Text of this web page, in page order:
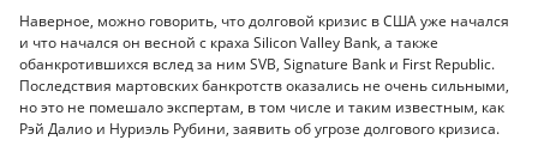
Наверное, можно говорить, что долговой кризис в США уже начался
и что начался он весной с краха Silicon Valley Bank, а также
обанкротившихся вслед за ним SVB, Signature Bank и First Republic.
Последствия мартовских банкротств оказались не очень сильными,
но это не помешало экспертам, в том числе и таким известным, как
Рэй Далио и Нуриэль Рубини, заявить об угрозе долгового кризиса.